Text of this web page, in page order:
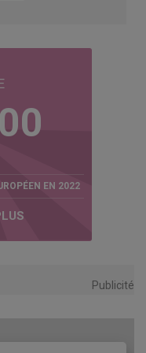
EN 2022
Publicité